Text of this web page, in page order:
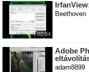
02:04
Beethoven
Adobe
adam8899